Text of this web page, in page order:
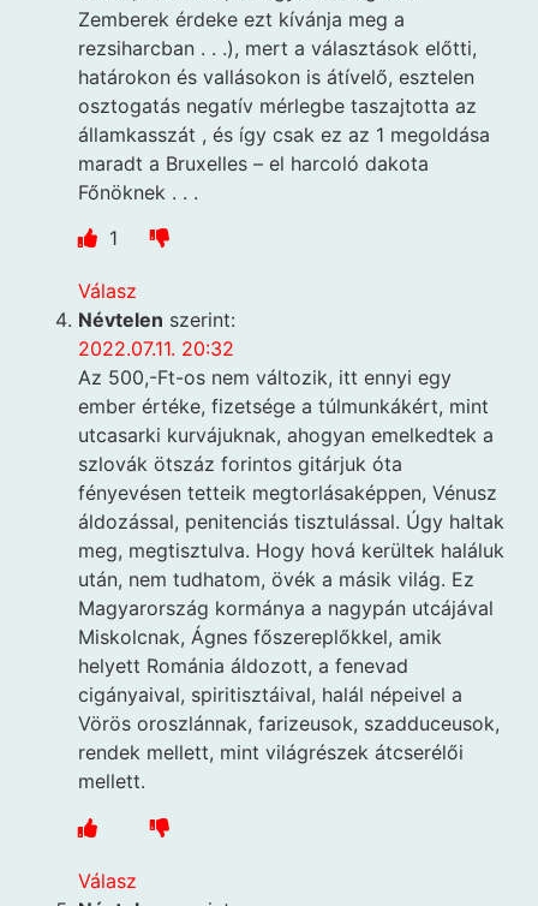
Zemberek érdeke ezt kívánja meg a
rezsiharcban . . .), mert a választások előtti,
határokon és vallásokon is átívelő, esztelen
osztogatás negatív mérlegbe taszajtotta az
államkasszát , és így csak ez az 1 megoldása
maradt a Bruxelles – el harcoló dakota
Főnöknek . . .
1
Válasz
Névtelen szerint:
2022.07.11. 20:32
Az 500,-Ft-os nem változik, itt ennyi egy
ember értéke, fizetsége a túlmunkákért, mint
utcasarki kurvájuknak, ahogyan emelkedtek a
szlovák ötszáz forintos gitárjuk óta
fényevésen tetteik megtorlásaképpen, Vénusz
áldozással, penitenciás tisztulással. Úgy haltak
meg, megtisztulva. Hogy hová kerültek haláluk
után, nem tudhatom, övék a másik világ. Ez
Magyarország kormánya a nagypán utcájával
Miskolcnak, Ágnes főszereplőkkel, amik
helyett Románia áldozott, a fenevad
cigányaival, spiritisztáival, halál népeivel a
Vörös oroszlánnak, farizeusok, szadduceusok,
rendek mellett, mint világrészek átcserélői
mellett.
Válasz